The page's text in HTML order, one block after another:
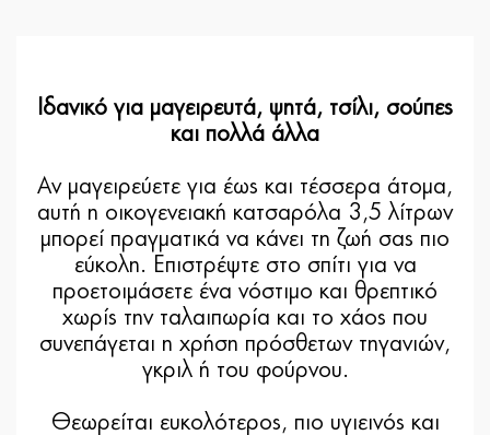
Ιδανικό για μαγειρευτά, ψητά, τσίλι, σούπες
και πολλά άλλα
Αν μαγειρεύετε για έως και τέσσερα άτομα,
αυτή η οικογενειακή κατσαρόλα 3,5 λίτρων
μπορεί πραγματικά να κάνει τη ζωή σας πιο
εύκολη. Επιστρέψτε στο σπίτι για να
προετοιμάσετε ένα νόστιμο και θρεπτικό
χωρίς την ταλαιπωρία και το χάος που
συνεπάγεται η χρήση πρόσθετων τηγανιών,
γκριλ ή του φούρνου.
Θεωρείται ευκολότερος, πιο υγιεινός και